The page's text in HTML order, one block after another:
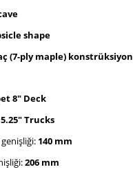
shape
(7-ply maple) konstrüksiyon
8" Deck
Trucks
140 mm
206 mm